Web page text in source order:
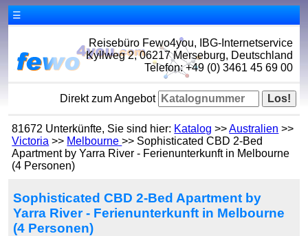
☰
Reisebüro Fewo4you, IBG-Internetservice
Kyllweg 2, 06217 Merseburg, Deutschland
Telefon: +49 (0) 3461 45 69 00
Direkt zum Angebot
81672 Unterkünfte, Sie sind hier: Katalog >>Australien >>
Victoria >> Melbourne>> Sophisticated CBD 2-Bed
Apartment by Yarra River - Ferienunterkunft in Melbourne
(4 Personen)
Sophisticated CBD 2-Bed Apartment by
Yarra River - Ferienunterkunft in Melbourne
(4 Personen)